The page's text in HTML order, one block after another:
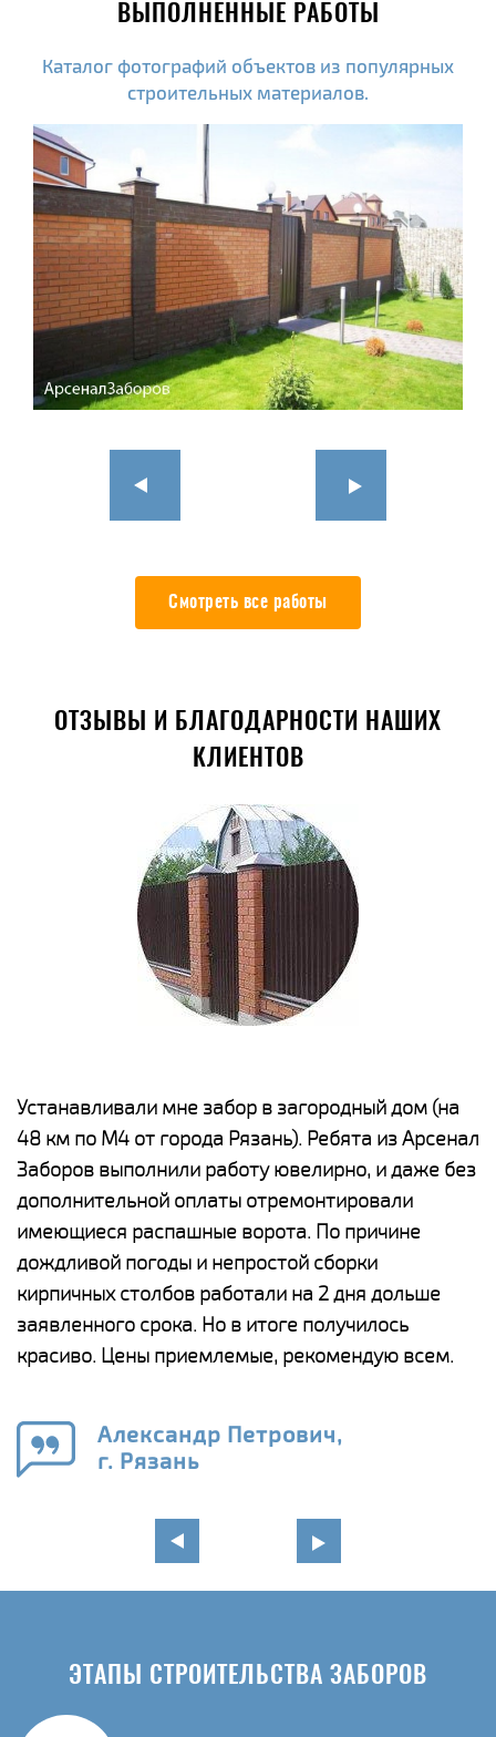
ВЫПОЛНЕННЫЕ РАБОТЫ
Каталог фотографий объектов из популярных
строительных материалов.
Смотреть все работы
ОТЗЫВЫ И БЛАГОДАРНОСТИ НАШИХ
КЛИЕНТОВ
Устанавливали мне забор в загородный дом (на
48 км по М4 от города Рязань). Ребята из Арсенал
Заборов выполнили работу ювелирно, и даже без
дополнительной оплаты отремонтировали
имеющиеся распашные ворота. По причине
дождливой погоды и непростой сборки
кирпичных столбов работали на 2 дня дольше
заявленного срока. Но в итоге получилось
красиво. Цены приемлемые, рекомендую всем.
Александр Петрович,
г. Рязань
ЭТАПЫ СТРОИТЕЛЬСТВА ЗАБОРОВ